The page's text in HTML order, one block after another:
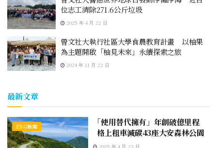
位志工清除271.6公斤垃圾
2025 年 4 月 22 日
曾文社大執行社區大學食農教育計畫 以柚果
為主題開啟「柚見未來」永續探索之旅
2024 年 11 月 22 日
最新文章
ESG新聞
「使用替代擁有」年創破億里程
格上租車減碳43座大安森林公園
2025 年 4 月 23 日